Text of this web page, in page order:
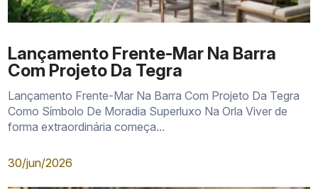
Lançamento Frente-Mar Na Barra
Com Projeto Da Tegra
Lançamento Frente-Mar Na Barra Com Projeto Da Tegra
Como Símbolo De Moradia Superluxo Na Orla Viver de
forma extraordinária começa...
30/jun/2026